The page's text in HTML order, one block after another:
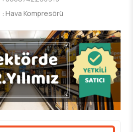
: Hava Kompresörü